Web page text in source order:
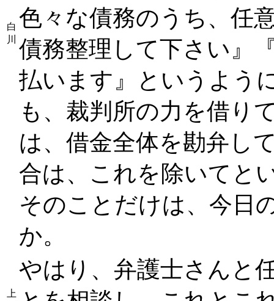
白
川
色々な債務のうち、任
債務整理して下さい』
払います』というよう
も、裁判所の力を借り
は、借金全体を勘弁し
合は、これを除いてと
そのことだけは、今日
か。
上
やはり、弁護士さんと